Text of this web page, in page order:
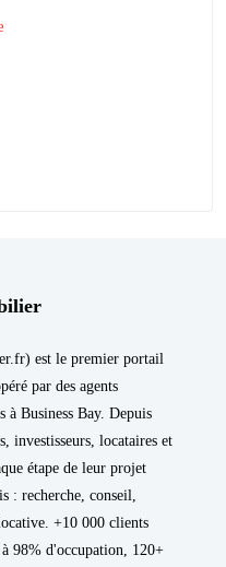
est le premier portail
par des agents
à Business Bay. Depuis
investisseurs, locataires et
étape de leur projet
: recherche, conseil,
+10 000 clients
98% d'occupation, 120+